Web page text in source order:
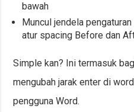
bawah
Muncul jendela
atur spacing Before dan
Simple kan? Ini termasuk
mengubah jarak enter di
pengguna Word.